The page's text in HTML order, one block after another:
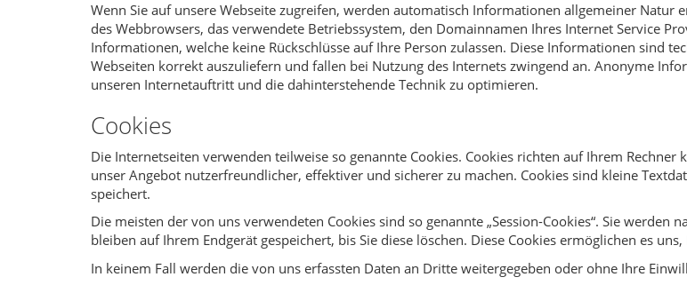
Wenn Sie auf unsere Webseite zugreifen, werden automatisch Informationen allgemeiner Natur
des Webbrowsers, das verwendete Betriebssystem, den Domainnamen Ihres Internet Service
Informationen, welche keine Rückschlüsse auf Ihre Person zulassen. Diese Informationen sind
Webseiten korrekt auszuliefern und fallen bei Nutzung des Internets zwingend an. Anonyme
unseren Internetauftritt und die dahinterstehende Technik zu optimieren.
Cookies
Die Internetseiten verwenden teilweise so genannte Cookies. Cookies richten auf Ihrem
unser Angebot nutzerfreundlicher, effektiver und sicherer zu machen. Cookies sind kleine
speichert.
Die meisten der von uns verwendeten Cookies sind so genannte „Session-Cookies“. Sie werden
bleiben auf Ihrem Endgerät gespeichert, bis Sie diese löschen. Diese Cookies ermöglichen es
In keinem Fall werden die von uns erfassten Daten an Dritte weitergegeben oder ohne Ihre